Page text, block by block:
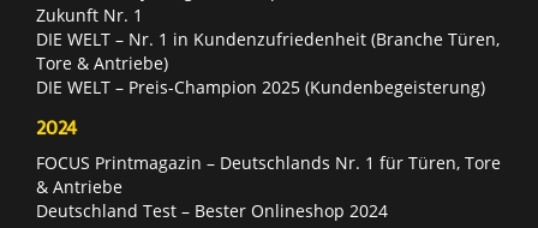
Zukunft Nr. 1
DIE WELT – Nr. 1 in Kundenzufriedenheit (Branche Türen,
Tore & Antriebe)
DIE WELT – Preis-Champion 2025 (Kundenbegeisterung)
2024
FOCUS Printmagazin – Deutschlands Nr. 1 für Türen, Tore
& Antriebe
Deutschland Test – Bester Onlineshop 2024